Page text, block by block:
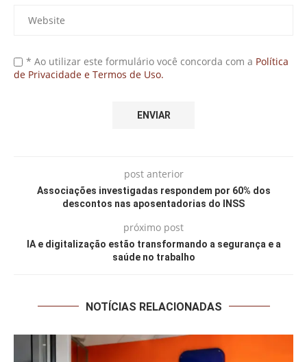
* Ao utilizar este formulário você concorda com a Política
de Privacidade e Termos de Uso.
post anterior
Associações investigadas respondem por 60% dos
descontos nas aposentadorias do INSS
próximo post
IA e digitalização estão transformando a segurança e a
saúde no trabalho
NOTÍCIAS RELACIONADAS